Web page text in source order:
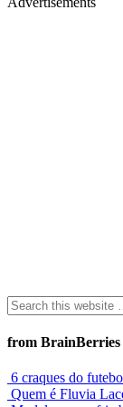
from BrainBerries
6 craques do
Quem é Fluvia